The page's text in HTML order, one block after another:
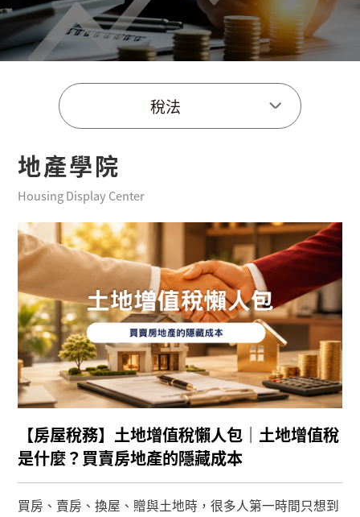
稅法
地產學院
Housing Display Center
【房屋稅務】土地增值稅懶人包｜土地增值稅
是什麼？買賣房地產的隱藏成本
買房、賣房、換屋、贈與土地時，很多人第一時間只想到